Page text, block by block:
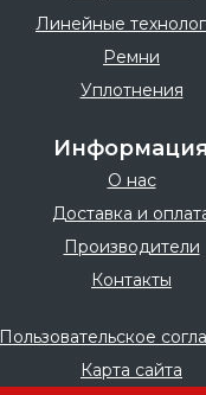
Линейные
Ремни
Уплотнения
Информация
О нас
Доставка и
Производители
Контакты
Пользовательское
Карта сайта